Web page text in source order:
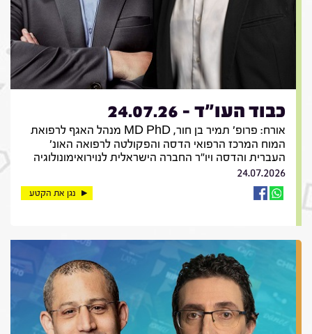
כבוד העו"ד - 24.07.26
אורח: פרופ' תמיר בן חור, MD PhD מנהל האגף לרפואת
המוח המרכז הרפואי הדסה והפקולטה לרפואה האונ'
העברית והדסה ויו"ר החברה הישראלית לנוירואימונולוגיה
24.07.2026
נגן את הקטע